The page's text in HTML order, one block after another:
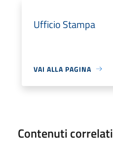
Ufficio Stampa
VAI ALLA PAGINA
Contenuti correlati